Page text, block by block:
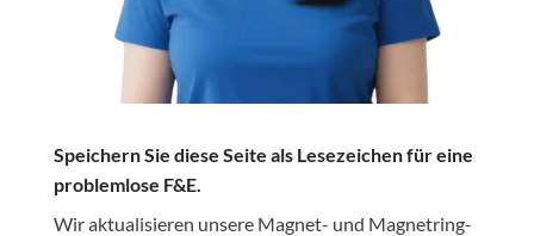
Speichern Sie diese Seite als Lesezeichen für eine
problemlose F&E.
Wir aktualisieren unsere Magnet- und Magnetring-